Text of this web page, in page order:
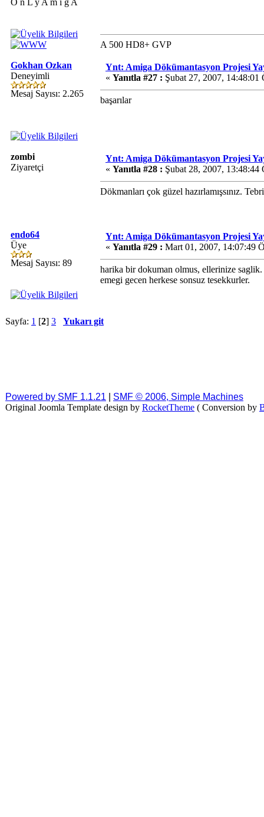
O n L y A m i g A
A 500 HD8+ GVP
Gokhan Ozkan
Deneyimli
Mesaj Sayısı: 2.265
Ynt: Amiga Dökümantasyon Projesi
« Yanıtla #27 : Şubat 27, 2007, 14:48:01
başarılar
zombi
Ziyaretçi
Ynt: Amiga Dökümantasyon Projesi
« Yanıtla #28 : Şubat 28, 2007, 13:48:44
Dökmanları çok güzel hazırlamışsınız.
endo64
Üye
Mesaj Sayısı: 89
Ynt: Amiga Dökümantasyon Projesi
« Yanıtla #29 : Mart 01, 2007, 14:07:49
harika bir dokuman olmus, ellerinize saglik.
emegi gecen herkese sonsuz tesekkurler.
Sayfa: 1 [2] 3 Yukarı git
Powered by SMF 1.1.21
SMF © 2006, Simple Machines
Original Joomla Template design by RocketTheme ( Conversion by